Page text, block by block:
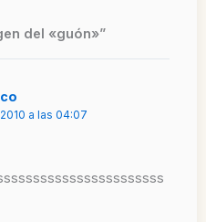
del «guón»”
a las 04:07